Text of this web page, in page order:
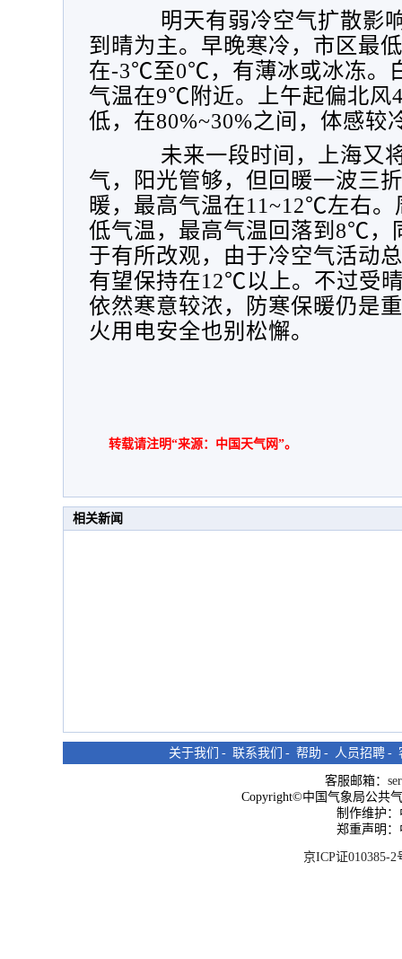
明天有弱冷空气扩散影
到晴为主。早晚寒冷，市区最
在-3℃至0℃，有薄冰或冰冻。
气温在9℃附近。上午起偏北风
低，在80%~30%之间，体感较
未来一段时间，上海又
气，阳光管够，但回暖一波三
暖，最高气温在11~12℃左右。
低气温，最高气温回落到8℃，
于有所改观，由于冷空气活动
有望保持在12℃以上。 不过受
依然寒意较浓，
防寒保暖仍是
火用电安全也别松懈。
转载请注明“来源：中国天气网”。
相关新闻
关于我们 - 联系我们 - 帮助 - 人员招聘 -
客服邮箱：
Copyright©中国气象局公共
制作维护
郑重声明
京ICP证010385-2